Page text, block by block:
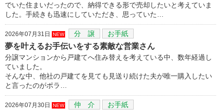
でいた住まいだったので、納得できる形で売却したいと考えていま
した。手続きも迅速にしていただき、思っていた…
2026年07月31日 NEW 分 譲 お手紙
夢を叶えるお手伝いをする素敵な営業さん
分譲マンションから戸建てへ住み替えを考えている中、数年経過し
ていました。
そんな中、他社の戸建てを見ても見送り続けた夫が唯一購入したい
と言ったのがポラ…
2026年07月30日 NEW 仲 介 お手紙